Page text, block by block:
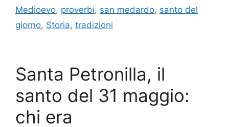
Medioevo, proverbi, san medardo, santo del
giorno, Storia, tradizioni
Santa Petronilla, il
santo del 31 maggio:
chi era